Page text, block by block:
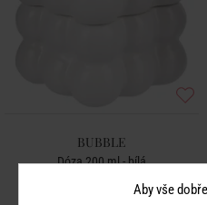
BUBBLE
Dóza 200 ml - bílá
Aby vše